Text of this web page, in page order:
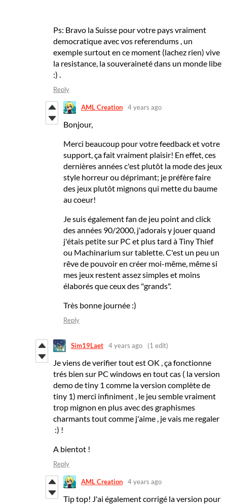
Ps: Bravo la Suisse pour votre pays vraiment
democratique avec vos referendums , un
exemple surtout en ce moment (lachez rien) vive
la resistance, la souveraineté dans un monde libe
:) .
Reply
AML Creation 4 years ago
Bonjour,
Merci beaucoup pour votre feedback et votre
support, ça fait vraiment plaisir! En effet, ces
dernières années c'est plutôt la mode des jeux
style horreur ou déprimant; je préfère faire
des jeux plutôt mignons qui mette du baume
au coeur!
Je suis également fan de jeu point and click
des années 90/2000, j'adorais y jouer quand
j'étais petite sur PC et plus tard à Tiny Thief
ou Machinarium sur tablette. C'est un peu un
rêve de pouvoir en créer moi-même, même si
mes jeux restent assez simples et moins
élaborés que ceux des "grands".
Très bonne journée :)
Reply
Sim19Laet 4 years ago (1 edit)
Je viens de verifier tout est OK , ça fonctionne
trés bien sur PC windows en tout cas ( la version
demo de tiny 1 comme la version complète de
tiny 1) merci infiniment , le jeu semble vraiment
trop mignon en plus avec des graphismes
charmants tout comme j'aime , je vais me regaler
:) !
A bientot !
Reply
AML Creation 4 years ago
Tip top! J'ai également corrigé la version pour